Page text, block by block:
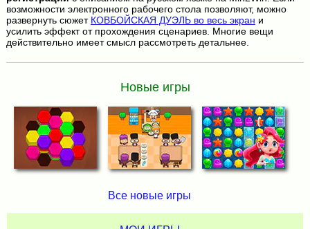
возможности электронного рабочего стола позволяют, можно
развернуть сюжет КОВБОЙСКАЯ ДУЭЛЬ во весь экран и
усилить эффект от прохождения сценариев. Многие вещи
действительно имеет смысл рассмотреть детальнее.
Новые игры
Все новые игры